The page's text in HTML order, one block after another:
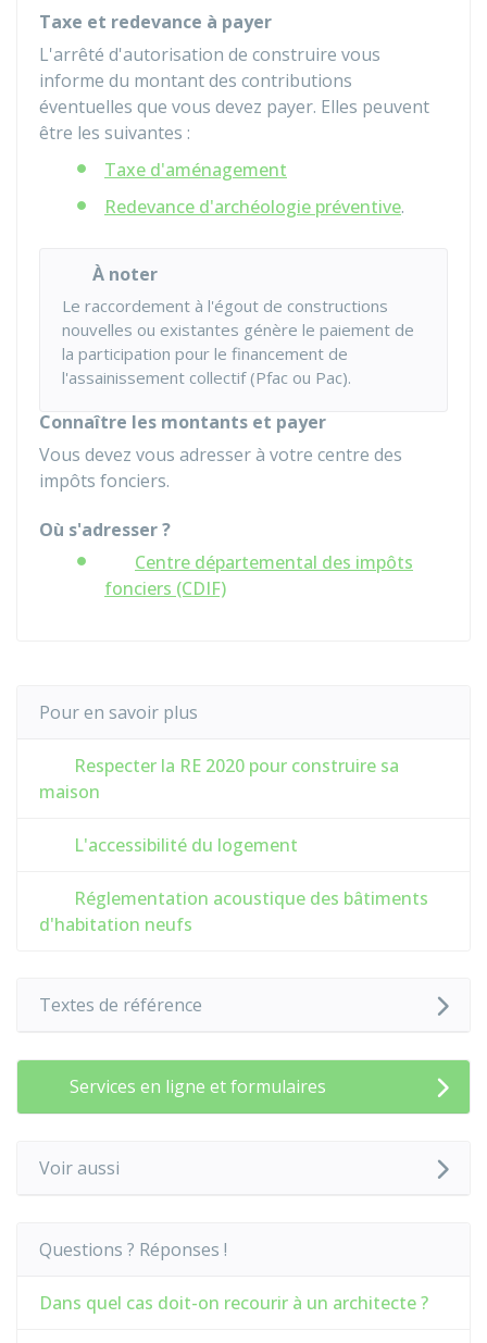
Taxe et redevance à payer
L'arrêté d'autorisation de construire vous
informe du montant des contributions
éventuelles que vous devez payer. Elles peuvent
être les suivantes :
Taxe d'aménagement
Redevance d'archéologie préventive.
À noter
Le raccordement à l'égout de constructions
nouvelles ou existantes génère le paiement de
la participation pour le financement de
l'assainissement collectif (Pfac ou Pac).
Connaître les montants et payer
Vous devez vous adresser à votre centre des
impôts fonciers.
Où s'adresser ?
Centre départemental des impôts
fonciers (CDIF)
Pour en savoir plus
Respecter la RE 2020 pour construire sa
maison
L'accessibilité du logement
Réglementation acoustique des bâtiments
d'habitation neufs
Textes de référence
Services en ligne et formulaires
Voir aussi
Questions ? Réponses !
Dans quel cas doit-on recourir à un architecte ?